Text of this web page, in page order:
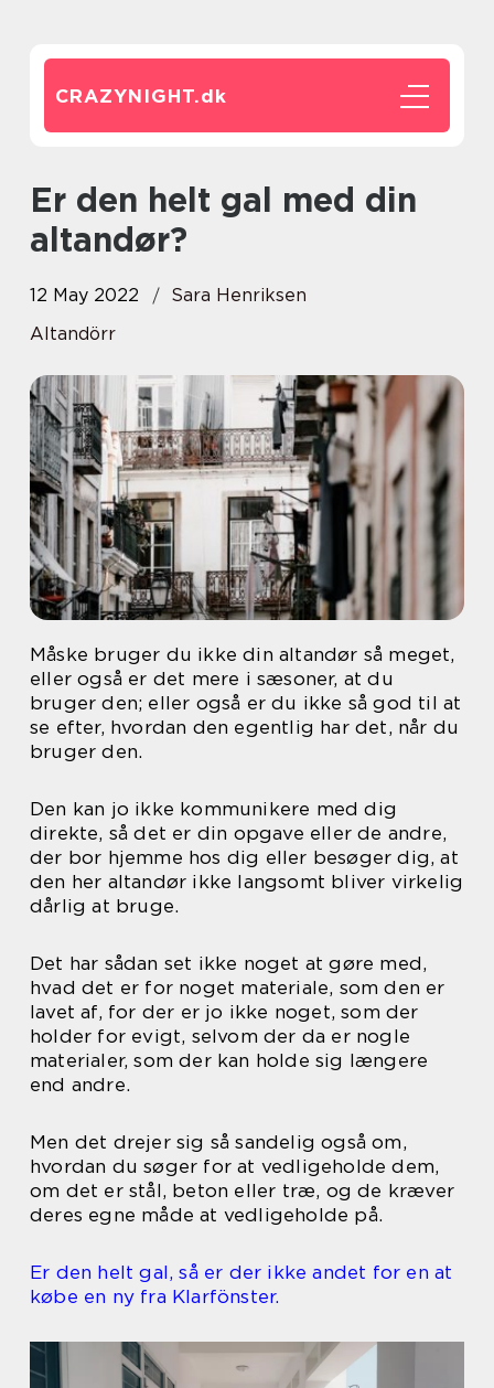
CRAZYNIGHT.dk
Er den helt gal med din
altandør?
12 May 2022
Sara Henriksen
Altandörr
Måske bruger du ikke din altandør så meget,
eller også er det mere i sæsoner, at du
bruger den; eller også er du ikke så god til at
se efter, hvordan den egentlig har det, når du
bruger den.
Den kan jo ikke kommunikere med dig
direkte, så det er din opgave eller de andre,
der bor hjemme hos dig eller besøger dig, at
den her altandør ikke langsomt bliver virkelig
dårlig at bruge.
Det har sådan set ikke noget at gøre med,
hvad det er for noget materiale, som den er
lavet af, for der er jo ikke noget, som der
holder for evigt, selvom der da er nogle
materialer, som der kan holde sig længere
end andre.
Men det drejer sig så sandelig også om,
hvordan du søger for at vedligeholde dem,
om det er stål, beton eller træ, og de kræver
deres egne måde at vedligeholde på.
Er den helt gal, så er der ikke andet for en at
købe en ny fra Klarfönster.